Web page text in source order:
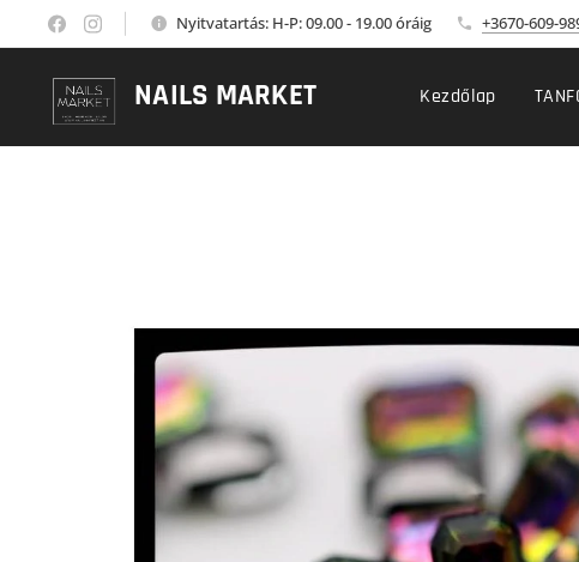
Nyitvatartás: H-P: 09.00 - 19.00 óráig +3670-609-
NAILS MARKET Kezdőlap